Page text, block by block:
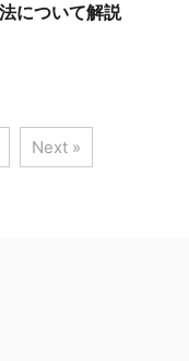
について解説
Next »